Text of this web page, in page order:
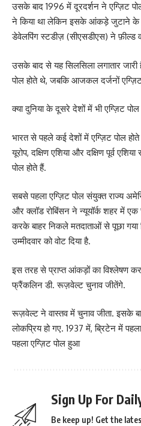
उसके बाद 1996 में दूरदर्शन ने एग्ज़िट
ने किया था लेकिन इसके आंकड़े जुटाने के
डेवेलपिंग स्टडीज़ (सीएसडीएस) ने फ़ील्ड
उसके बाद से यह सिलसिला लगातार
पोल होते थे, जबकि आजकल दर्जनों एग्ज़िट
क्या दुनिया के दूसरे देशों में भी एग्ज़िट पोल
भारत से पहले कई देशों में एग्ज़िट पोल होते
यूरोप, दक्षिण एशिया और दक्षिण पूर्व
पोल होते हैं.
सबसे पहला एग्ज़िट पोल संयुक्त राज्य
और क्लॉड रोबिंसन ने न्यूयॉर्क शहर में एक
करके बाहर निकले मतदाताओं से पूछा गया
उम्मीदवार को वोट दिया है.
इस तरह से प्राप्त आंकड़ों का विश्लेषण
फ्रैंकलिन डी. रूज़वेल्ट चुनाव जीतेंगे.
रूज़वेल्ट ने वास्तव में चुनाव जीता. इसके
लोकप्रिय हो गए. 1937 में, ब्रिटेन में
पहला एग्ज़िट पोल हुआ
Sign Up For
Be keep up! Get the